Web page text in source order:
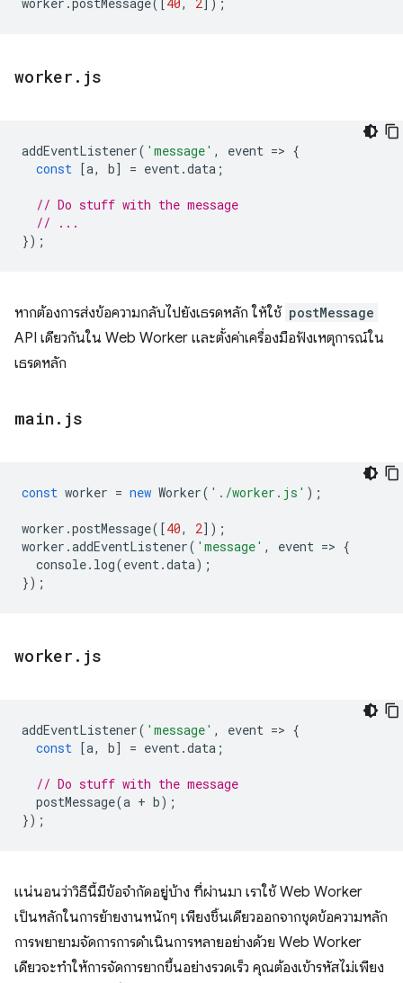
worker . js
addEventListener( 'message' , event => {
const [a, b] = event.data ;
// Do stuff with the message
// ...
});
หากต้องการส่งข้อความกลับไปยังเธรดหลัก ให้ใช้ postMessage
API เดียวกันใน Web Worker และตั้งค่าเครื่องมือฟังเหตุการณ์ใน
เธรดหลัก
main . js
const worker = new Worker( './worker.js' );
worker .postMessage([40, 2]);
worker .addEventListener( 'message' , event => {
console. log(event.data);
});
worker . js
addEventListener( 'message' , event => {
const [a, b] = event.data ;
// Do stuff with the message
postMessage(a + b);
});
แน่นอนว่าวิธีนี้มีข้อจำกัดอยู่บ้าง ที่ผ่านมา เราใช้ Web Worker
เป็นหลักในการย้ายงานหนักๆ เพียงชิ้นเดียวออกจากชุดข้อความหลัก
การพยายามจัดการการดำเนินการหลายอย่างด้วย Web Worker
เดียวจะทำให้การจัดการยากขึ้นอย่างรวดเร็ว คุณต้องเข้ารหัสไม่เพียง